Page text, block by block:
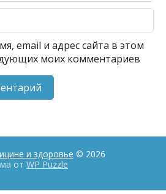
email и адрес сайта в этом
моих комментариев
и здоровье © 2026
от WP Puzzle